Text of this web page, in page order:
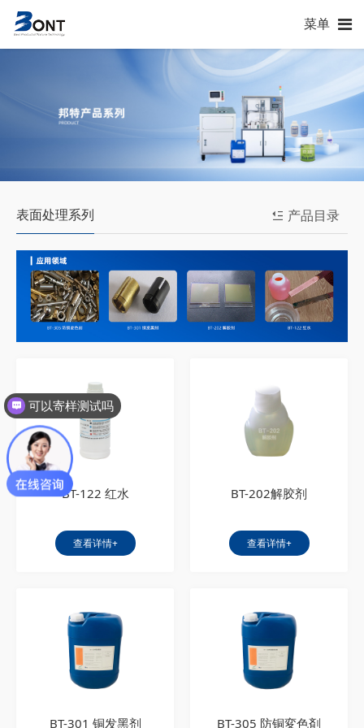
菜单
表面处理系列 产品目录
BT-122 红水
查看详情+
BT-202解胶剂
查看详情+
BT-301 铜发黑剂 BT-305 防铜変色剤
可以寄样测试吗